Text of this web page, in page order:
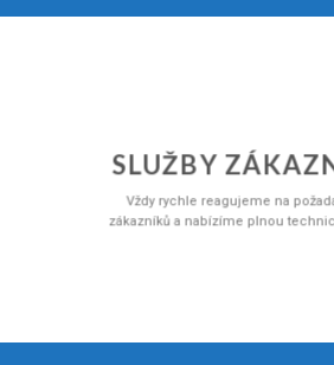
SLUŽBY
Vždy rychle reagujeme na
zákazníků a nabízíme plnou